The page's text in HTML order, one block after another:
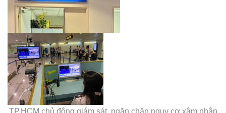
TP.HCM chủ động giám sát, ngăn chặn nguy cơ xâm nhập